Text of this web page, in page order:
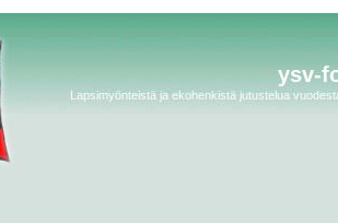
ysv-
Lapsimyönteistä ja ekohenkistä jutustelua